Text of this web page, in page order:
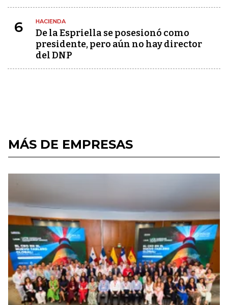
6 HACIENDA
De la Espriella se posesionó como
presidente, pero aún no hay director
del DNP
MÁS DE EMPRESAS